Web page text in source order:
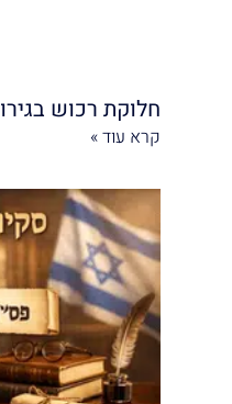
חלוקת רכוש
קרא עוד »